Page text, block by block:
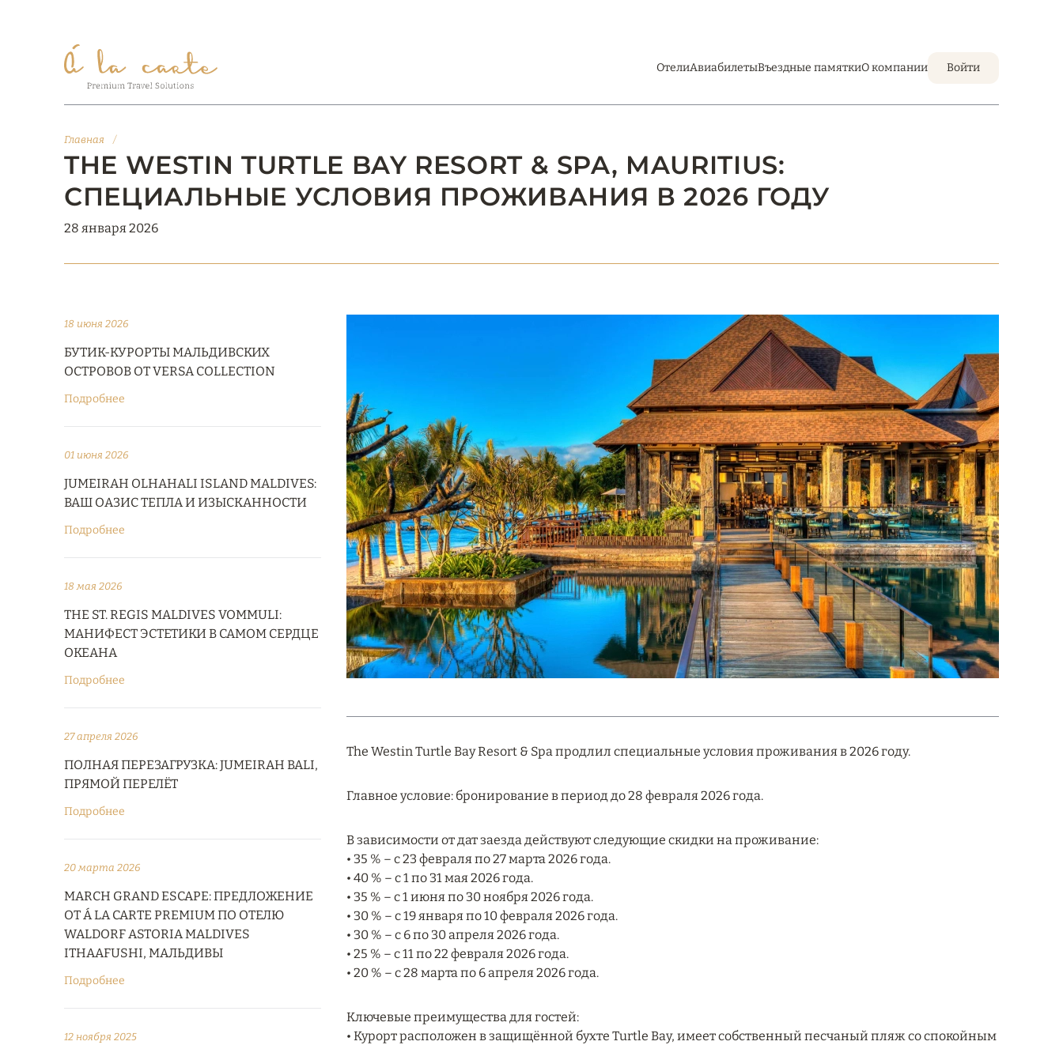
ОтелиАвиабилетыВъездные памяткиО компании Войти
Главная /
THE WESTIN TURTLE BAY RESORT & SPA, MAURITIUS:
СПЕЦИАЛЬНЫЕ УСЛОВИЯ ПРОЖИВАНИЯ В 2026 ГОДУ
28 января 2026
18 июня 2026
БУТИК-КУРОРТЫ МАЛЬДИВСКИХ
ОСТРОВОВ ОТ VERSA COLLECTION
Подробнее
01 июня 2026
JUMEIRAH OLHAHALI ISLAND MALDIVES:
ВАШ ОАЗИС ТЕПЛА И ИЗЫСКАННОСТИ
Подробнее
18 мая 2026
THE ST. REGIS MALDIVES VOMMULI:
МАНИФЕСТ ЭСТЕТИКИ В САМОМ СЕРДЦЕ
ОКЕАНА
Подробнее
27 апреля 2026
ПОЛНАЯ ПЕРЕЗАГРУЗКА: JUMEIRAH BALI,
ПРЯМОЙ ПЕРЕЛЁТ
Подробнее
20 марта 2026
MARCH GRAND ESCAPE: ПРЕДЛОЖЕНИЕ
ОТ Á LA CARTE PREMIUM ПО ОТЕЛЮ
WALDORF ASTORIA MALDIVES
ITHAAFUSHI, МАЛЬДИВЫ
Подробнее
12 ноября 2025
The Westin Turtle Bay Resort & Spa продлил специальные условия проживания в 2026 году.
Главное условие: бронирование в период до 28 февраля 2026 года.
В зависимости от дат заезда действуют следующие скидки на проживание:
• 35 % – с 23 февраля по 27 марта 2026 года.
• 40 % – с 1 по 31 мая 2026 года.
• 35 % – с 1 июня по 30 ноября 2026 года.
• 30 % – с 19 января по 10 февраля 2026 года.
• 30 % – с 6 по 30 апреля 2026 года.
• 25 % – с 11 по 22 февраля 2026 года.
• 20 % – с 28 марта по 6 апреля 2026 года.
Ключевые преимущества для гостей:
• Курорт расположен в защищённой бухте Turtle Bay, имеет собственный песчаный пляж со спокойным